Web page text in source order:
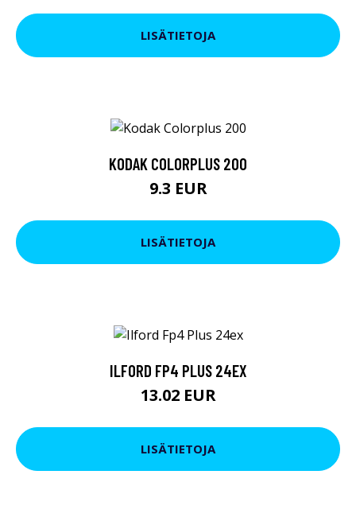
LISÄTIETOJA
KODAK COLORPLUS 200
9.3 EUR
LISÄTIETOJA
ILFORD FP4 PLUS 24EX
13.02 EUR
LISÄTIETOJA